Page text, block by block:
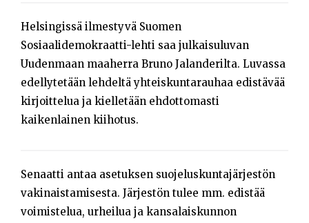
Helsingissä ilmestyvä Suomen
Sosiaalidemokraatti-lehti saa julkaisuluvan
Uudenmaan maaherra Bruno Jalanderilta. Luvassa
edellytetään lehdeltä yhteiskuntarauhaa edistävää
kirjoittelua ja kielletään ehdottomasti
kaikenlainen kiihotus.
Senaatti antaa asetuksen suojeluskuntajärjestön
vakinaistamisesta. Järjestön tulee mm. edistää
voimistelua, urheilua ja kansalaiskunnon